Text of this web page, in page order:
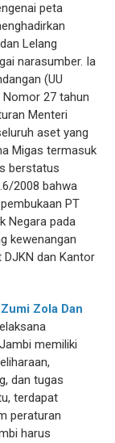
peta
Lelang
narasumber. Ia
(UU
27 tahun
Menteri
aset yang
Migas termasuk
berstatus
2008 bahwa
PT
Negara pada
kewenangan
dan Kantor
Zola Dan
memiliki
dan tugas
terdapat
peraturan
harus